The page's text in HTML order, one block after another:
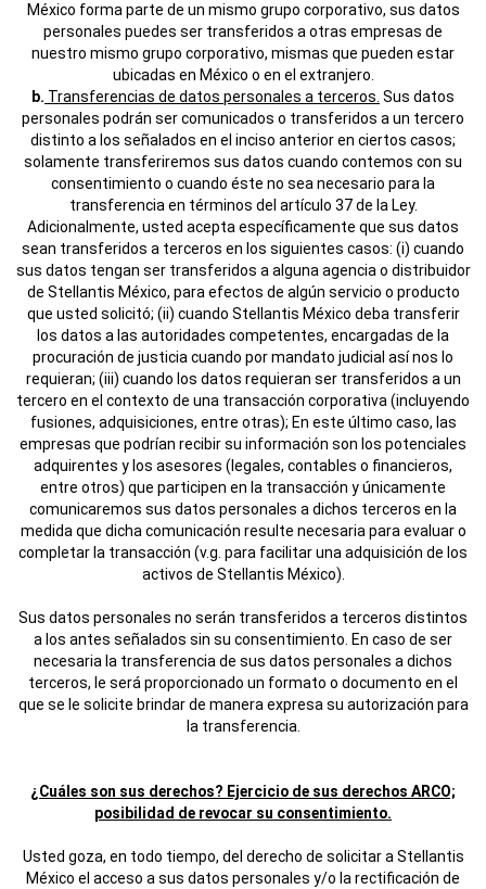
México forma parte de un mismo grupo corporativo, sus datos
personales puedes ser transferidos a otras empresas de
nuestro mismo grupo corporativo, mismas que pueden estar
ubicadas en México o en el extranjero.
b. Transferencias de datos personales a terceros. Sus datos
personales podrán ser comunicados o transferidos a un tercero
distinto a los señalados en el inciso anterior en ciertos casos;
solamente transferiremos sus datos cuando contemos con su
consentimiento o cuando éste no sea necesario para la
transferencia en términos del artículo 37 de la Ley.
Adicionalmente, usted acepta específicamente que sus datos
sean transferidos a terceros en los siguientes casos: (i) cuando
sus datos tengan ser transferidos a alguna agencia o distribuidor
de Stellantis México, para efectos de algún servicio o producto
que usted solicitó; (ii) cuando Stellantis México deba transferir
los datos a las autoridades competentes, encargadas de la
procuración de justicia cuando por mandato judicial así nos lo
requieran; (iii) cuando los datos requieran ser transferidos a un
tercero en el contexto de una transacción corporativa (incluyendo
fusiones, adquisiciones, entre otras); En este último caso, las
empresas que podrían recibir su información son los potenciales
adquirentes y los asesores (legales, contables o financieros,
entre otros) que participen en la transacción y únicamente
comunicaremos sus datos personales a dichos terceros en la
medida que dicha comunicación resulte necesaria para evaluar o
completar la transacción (v.g. para facilitar una adquisición de los
activos de Stellantis México).
Sus datos personales no serán transferidos a terceros distintos
a los antes señalados sin su consentimiento. En caso de ser
necesaria la transferencia de sus datos personales a dichos
terceros, le será proporcionado un formato o documento en el
que se le solicite brindar de manera expresa su autorización para
la transferencia.
¿Cuáles son sus derechos? Ejercicio de sus derechos ARCO;
posibilidad de revocar su consentimiento.
Usted goza, en todo tiempo, del derecho de solicitar a Stellantis
México el acceso a sus datos personales y/o la rectificación de